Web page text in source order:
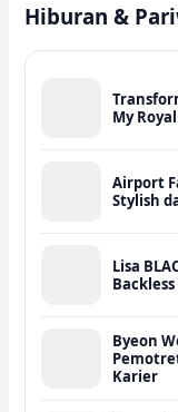
Hiburan &
My
Airport
Stylish
Lisa
Byeon
Karier